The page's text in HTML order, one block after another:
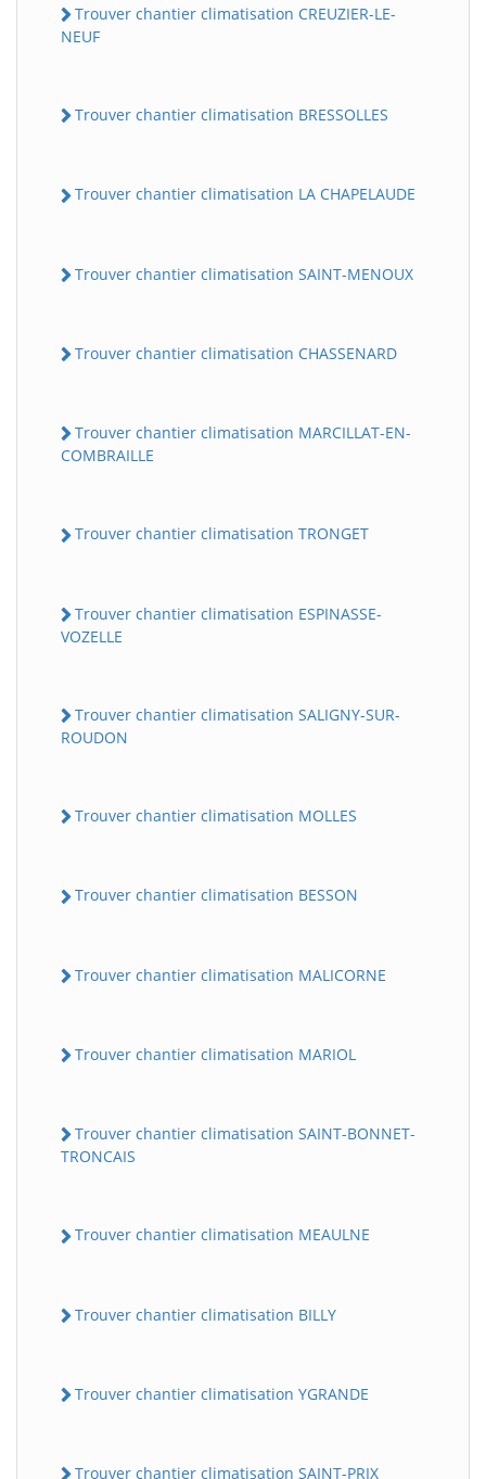
Trouver chantier climatisation CREUZIER-LE-
NEUF
Trouver chantier climatisation BRESSOLLES
Trouver chantier climatisation LA CHAPELAUDE
Trouver chantier climatisation SAINT-MENOUX
Trouver chantier climatisation CHASSENARD
Trouver chantier climatisation MARCILLAT-EN-
COMBRAILLE
Trouver chantier climatisation TRONGET
Trouver chantier climatisation ESPINASSE-
VOZELLE
Trouver chantier climatisation SALIGNY-SUR-
ROUDON
Trouver chantier climatisation MOLLES
Trouver chantier climatisation BESSON
Trouver chantier climatisation MALICORNE
Trouver chantier climatisation MARIOL
Trouver chantier climatisation SAINT-BONNET-
TRONCAIS
Trouver chantier climatisation MEAULNE
Trouver chantier climatisation BILLY
Trouver chantier climatisation YGRANDE
Trouver chantier climatisation SAINT-PRIX